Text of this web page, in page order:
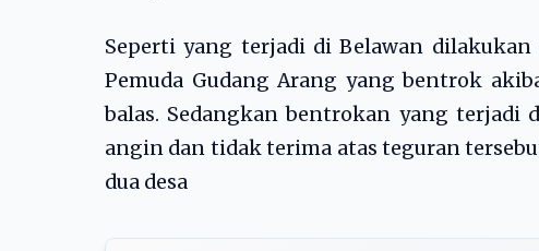
Seperti yang terjadi di Belawan
Pemuda Gudang Arang yang bentrok
balas. Sedangkan bentrokan yang terjadi
angin dan tidak terima atas teguran
dua desa